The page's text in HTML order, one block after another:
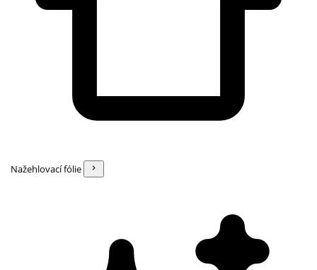
Nažehlovací fólie